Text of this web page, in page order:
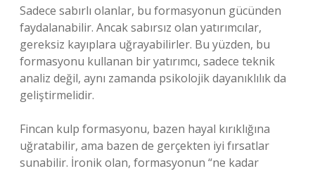
Sadece sabırlı olanlar, bu formasyonun gücünden
faydalanabilir. Ancak sabırsız olan yatırımcılar,
gereksiz kayıplara uğrayabilirler. Bu yüzden, bu
formasyonu kullanan bir yatırımcı, sadece teknik
analiz değil, aynı zamanda psikolojik dayanıklılık da
geliştirmelidir.
Fincan kulp formasyonu, bazen hayal kırıklığına
uğratabilir, ama bazen de gerçekten iyi fırsatlar
sunabilir. İronik olan, formasyonun “ne kadar